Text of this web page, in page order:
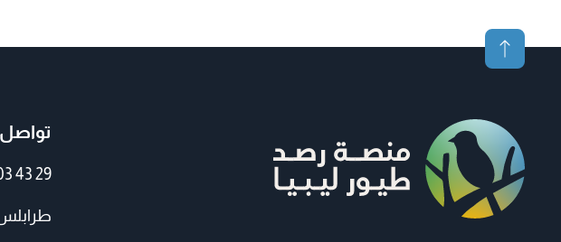
تواصل
43 29
طرابلس